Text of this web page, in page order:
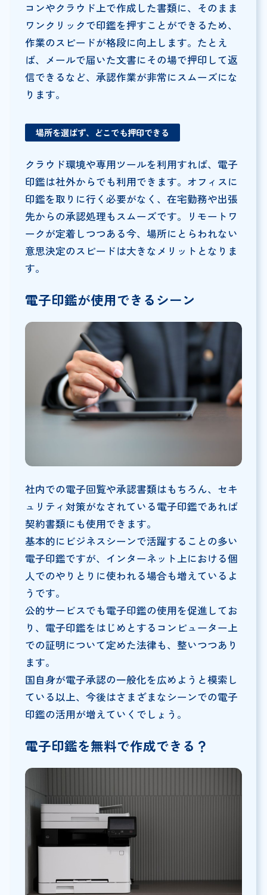
コンやクラウド上で作成した書類に、そのまま
ワンクリックで印鑑を押すことができるため、
作業のスピードが格段に向上します。たとえ
ば、メールで届いた文書にその場で押印して返
信できるなど、承認作業が非常にスムーズにな
ります。
場所を選ばず、どこでも押印できる
クラウド環境や専用ツールを利用すれば、電子
印鑑は社外からでも利用できます。オフィスに
印鑑を取りに行く必要がなく、在宅勤務や出張
先からの承認処理もスムーズです。リモートワ
ークが定着しつつある今、場所にとらわれない
意思決定のスピードは大きなメリットとなりま
す。
電子印鑑が使用できるシーン
社内での電子回覧や承認書類はもちろん、セキ
ュリティ対策がなされている電子印鑑であれば
契約書類にも使用できます。
基本的にビジネスシーンで活躍することの多い
電子印鑑ですが、インターネット上における個
人でのやりとりに使われる場合も増えているよ
うです。
公的サービスでも電子印鑑の使用を促進してお
り、電子印鑑をはじめとするコンピューター上
での証明について定めた法律も、整いつつあり
ます。
国自身が電子承認の一般化を広めようと模索し
ている以上、今後はさまざまなシーンでの電子
印鑑の活用が増えていくでしょう。
電子印鑑を無料で作成できる？